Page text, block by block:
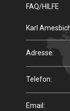
FAQ/HILFE
Karl
Adresse:
Telefon:
Email: